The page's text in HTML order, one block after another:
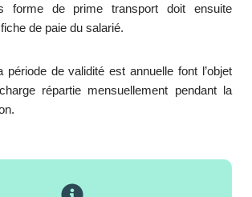
forme de prime transport doit ensuite
de paie du salarié.
période de validité est annuelle font l’objet
répartie mensuellement pendant la